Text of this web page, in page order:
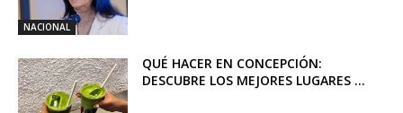
NACIONAL
QUÉ HACER EN CONCEPCIÓN:
DESCUBRE LOS MEJORES LUGARES ...